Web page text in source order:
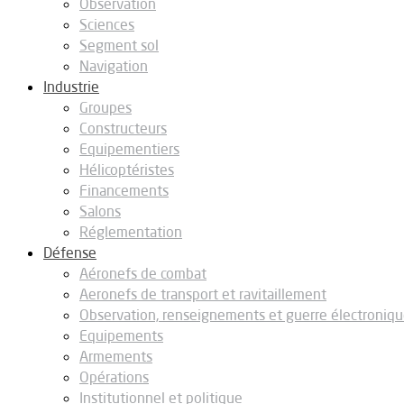
Observation
Sciences
Segment sol
Navigation
Industrie
Groupes
Constructeurs
Equipementiers
Hélicoptéristes
Financements
Salons
Réglementation
Défense
Aéronefs de combat
Aeronefs de transport et ravitaillement
Observation, renseignements et guerre
Equipements
Armements
Opérations
Institutionnel et politique